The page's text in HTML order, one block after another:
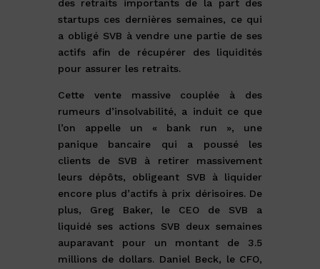
des retraits importants de la part des
startups ces dernières semaines, ce qui
a obligé SVB à vendre une partie de ses
actifs afin de récupérer des liquidités
pour assurer les retraits.
Cette vente massive couplée à des
rumeurs d’insolvabilité, a induit ce que
l’on appelle un « bank run », une
panique bancaire qui a poussé les
clients de SVB à retirer massivement
leurs dépôts, obligeant SVB à liquider
encore plus d’actifs à prix dérisoires. De
plus, Greg Baker, le CEO de SVB a
liquidé ses actions SVB deux semaines
auparavant pour un montant de 3.5
millions de dollars. Daniel Beck, le CFO,